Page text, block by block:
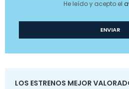
He leído y acepto el
LOS ESTRENOS MEJOR